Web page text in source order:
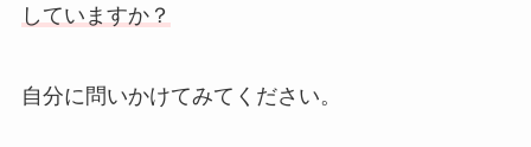
していますか？
自分に問いかけてみてください。